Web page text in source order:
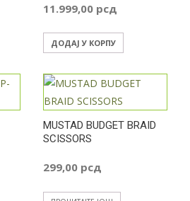
11.999,00 рсд
ДОДАЈ У КОРПУ
MUSTAD BUDGET BRAID
SCISSORS
299,00 рсд